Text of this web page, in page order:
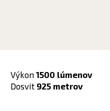
Výkon 1500 lúmenov
Dosvit 925 metrov